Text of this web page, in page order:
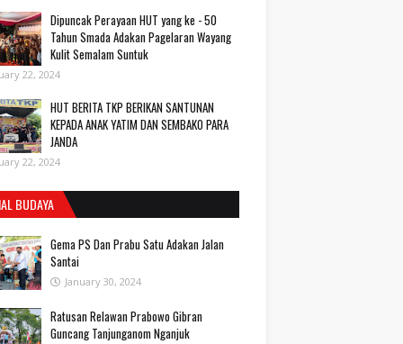
Dipuncak Perayaan HUT yang ke - 50
Tahun Smada Adakan Pagelaran Wayang
Kulit Semalam Suntuk
22, 2024
HUT BERITA TKP BERIKAN SANTUNAN
KEPADA ANAK YATIM DAN SEMBAKO PARA
JANDA
22, 2024
BUDAYA
Gema PS Dan Prabu Satu Adakan Jalan
Santai
January 30, 2024
Ratusan Relawan Prabowo Gibran
Guncang Tanjunganom Nganjuk